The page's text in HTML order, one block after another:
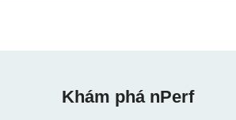
Khám phá nPerf